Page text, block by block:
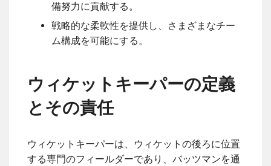
備努力に貢献する。
戦略的な柔軟性を提供し、さまざまなチー
ム構成を可能にする。
ウィケットキーパーの定義
とその責任
ウィケットキーパーは、ウィケットの後ろに位置
する専門のフィールダーであり、バッツマンを通